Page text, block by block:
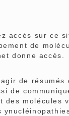
accès sur ce
de
donne accès.
de résumés
de
des molécules